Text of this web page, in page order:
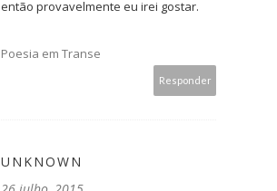
então provavelmente eu irei gostar.
Poesia em Transe
Responder
UNKNOWN